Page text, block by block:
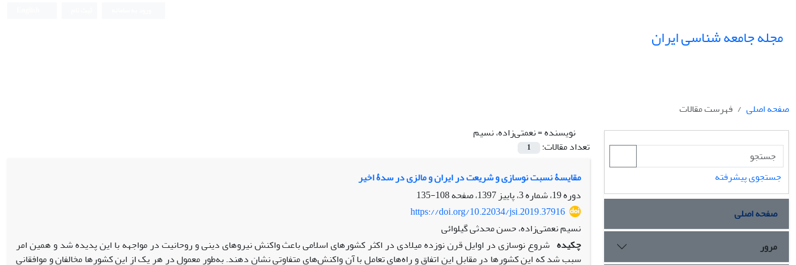
مجله جامعه شناسی ایران
صفحه اصلی
فهرست مقالات
نویسنده =نعمتی‌زاده، نسیم
تعداد مقالات:
1
مقایسۀ نسبت نوسازی و شریعت در ایران و مالزی در سدۀ اخیر
دوره 19، شماره 3، پاییز 1397، صفحه
108-135
https://doi.org/10.22034/jsi.2019.37916
نسیم نعمتی‌زاده، حسن محدثی گیلوائی
چکیده شروع نوسازی در اوایل قرن نوزده میلادی در اکثر کشورهای اسلامی باعث واکنش نیروهای دینی و روحانیت در مواجهه با این پدیده شد و همین امر
سبب شد که این کشورها در مقابل این اتفاق و راه‌های تعامل با آن واکنش‌های متفاوتی نشان دهند. به‌طور معمول در هر یک از این کشورها مخالفان و موافقانی
جستجوی پیشرفته
صفحه اصلی
مرور